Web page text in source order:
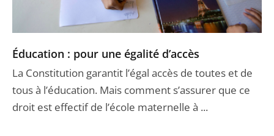
Éducation : pour une égalité d’accès
La Constitution garantit l’égal accès de toutes et de
tous à l’éducation. Mais comment s’assurer que ce
droit est effectif de l’école maternelle à ...